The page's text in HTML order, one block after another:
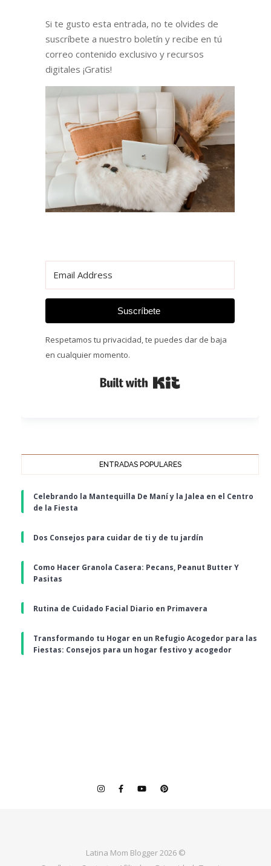
Si te gusto esta entrada, no te olvides de
suscríbete a nuestro boletín y recibe en tú
correo contenido exclusivo y recursos
digitales ¡Gratis!
Suscríbete
Respetamos tu privacidad, te puedes dar de baja
en cualquier momento.
ENTRADAS POPULARES
Celebrando la Mantequilla De Maní y la Jalea en el Centro
de la Fiesta
Dos Consejos para cuidar de ti y de tu jardín
Como Hacer Granola Casera: Pecans, Peanut Butter Y
Pasitas
Rutina de Cuidado Facial Diario en Primavera
Transformando tu Hogar en un Refugio Acogedor para las
Fiestas: Consejos para un hogar festivo y acogedor
Latina Mom Blogger 2026 ©